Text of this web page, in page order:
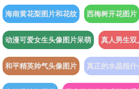
海南黄花梨图片和花纹 西梅树开花图片
动漫可爱女生头像图片呆萌 真人男生
和平精英帅气头像图片 真正的水晶指什